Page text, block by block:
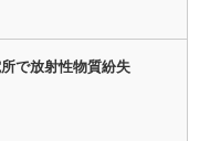
で放射性物質紛失